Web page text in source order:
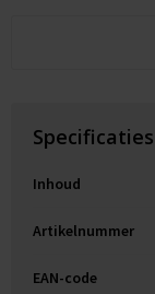
Specificaties
Inhoud
Artikelnummer
EAN-code